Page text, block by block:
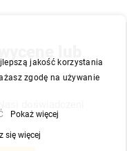
jakość korzystania
zgodę na używanie
Pokaż więcej
się więcej